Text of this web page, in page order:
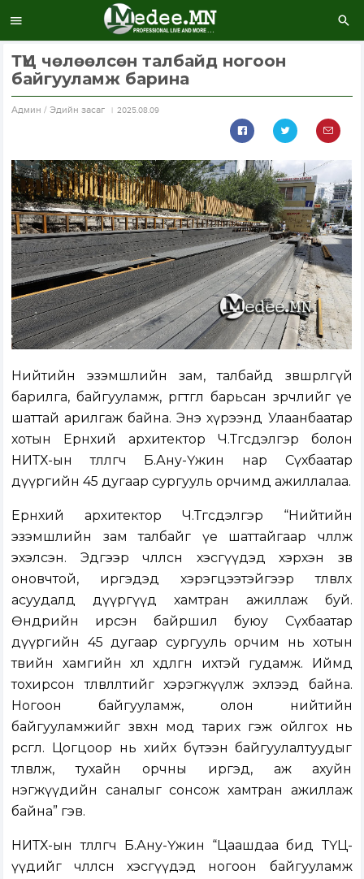
ТҮЦ чөлөөлсөн талбайд ногоон
байгууламж барина
Aдмин / Эдийн засаг 2025.08.09
Нийтийн эзэмшлийн зам, талбайд зөвшөөрөлгүй
барилга, байгууламж, өргөтгөл барьсан зөрчлийг үе
шаттай арилгаж байна. Энэ хүрээнд Улаанбаатар
хотын Ерөнхий архитектор Ч.Төгсдэлгэр болон
НИТХ-ын төлөөлөгч Б.Ану-Үжин нар Сүхбаатар
дүүргийн 45 дугаар сургууль орчимд ажиллалаа.
Ерөнхий архитектор Ч.Төгсдэлгэр “Нийтийн
эзэмшлийн зам талбайг үе шаттайгаар чөлөөлж
эхэлсэн. Эдгээр чөлөөлсөн хэсгүүдэд хэрхэн зөв
оновчтой, иргэдэд хэрэгцээтэйгээр төлөвлөх
асуудалд дүүргүүд хамтран ажиллаж буй.
Өнөөдрийн ирсэн байршил буюу Сүхбаатар
дүүргийн 45 дугаар сургууль орчим нь хотын
төвийн хамгийн хөл хөдөлгөөн ихтэй гудамж. Иймд
тохирсон төлөвлөлтийг хэрэгжүүлж эхлээд байна.
Ногоон байгууламж, олон нийтийн
байгууламжийг зөвхөн мод тарих гэж ойлгох нь
өрөөсгөл. Цогцоор нь хийх бүтээн байгуулалтуудыг
төлөвлөж, тухайн орчны иргэд, аж ахуйн
нэгжүүдийн саналыг сонсож хамтран ажиллаж
байна” гэв.
НИТХ-ын төлөөлөгч Б.Ану-Үжин “Цаашдаа бид ТҮЦ-
үүдийг чөлөөлсөн хэсгүүдэд ногоон байгууламж